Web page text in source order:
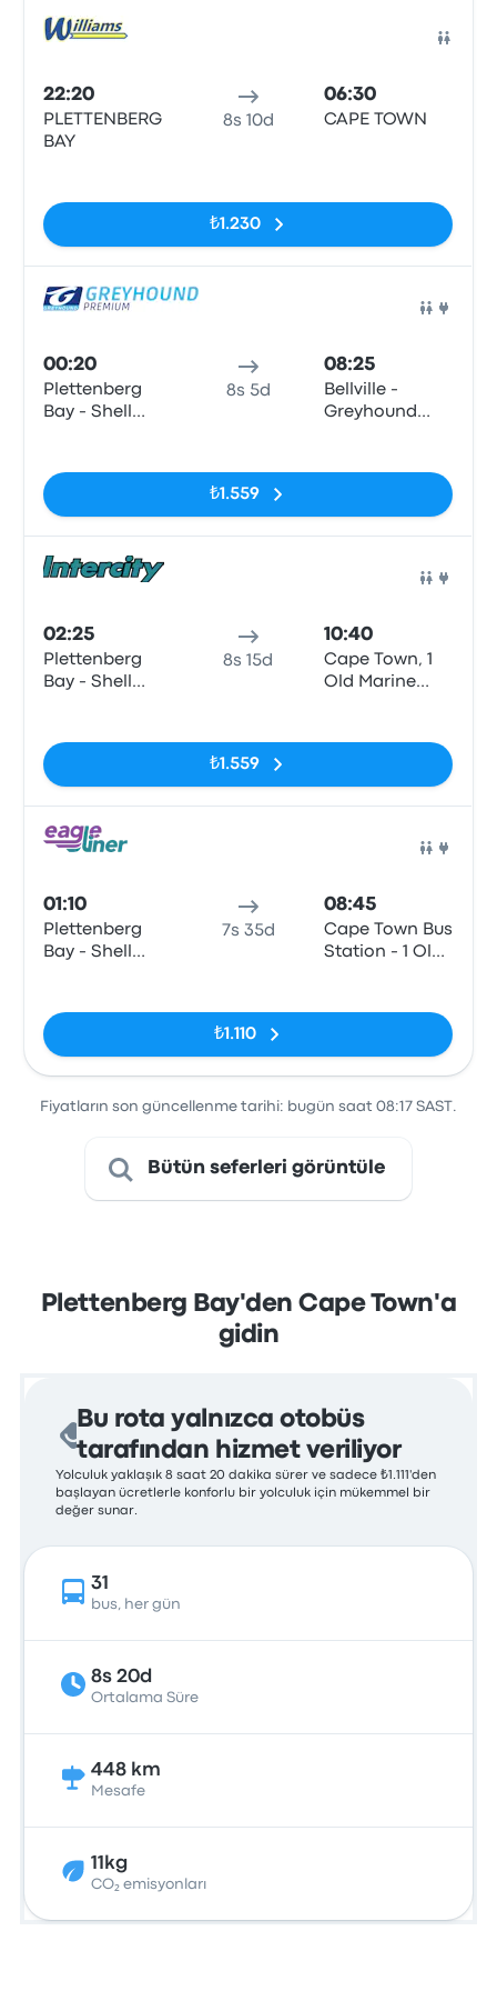
22:20
PLETTENBERG
BAY
8s 10d
06:30
CAPE TOWN
₺1.230
00:20
Plettenberg
Bay - Shell
(Steers)
8s 5d
08:25
Bellville -
Greyhound
₺1.559
02:25
Plettenberg
Bay - Shell
Plettenberg
Bay, 6600
8s 15d
10:40
Cape Town, 1
Old Marine
₺1.559
01:10
Plettenberg
Bay - Shell
Plettenberg
Bay, 6600
7s 35d
08:45
Cape Town Bus
Station - 1 Old
₺1.110
Fiyatların son güncellenme tarihi: bugün saat 08:17 SAST.
Bütün seferleri görüntüle
Plettenberg Bay'den Cape Town'a
gidin
Bu rota yalnızca otobüs
tarafından hizmet veriliyor
Yolculuk yaklaşık 8 saat 20 dakika sürer ve sadece ₺1.111'den
başlayan ücretlerle konforlu bir yolculuk için mükemmel bir
değer sunar.
31
bus, her gün
8s 20d
Ortalama Süre
448 km
Mesafe
11kg
CO₂ emisyonları